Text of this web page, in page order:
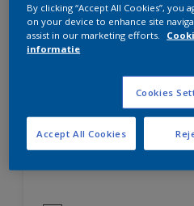
Alphacryl Perlino
glanst
Isoleert
By clicking “Accept All Cookies”,
on your device to enhance site
assist in our marketing efforts.
informatie
Cookies
Accept All Cookies